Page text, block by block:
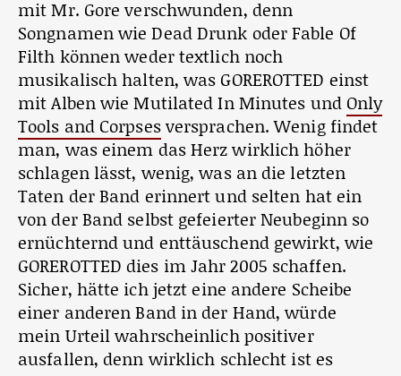
mit Mr. Gore verschwunden, denn
Songnamen wie Dead Drunk oder Fable Of
Filth können weder textlich noch
musikalisch halten, was GOREROTTED einst
mit Alben wie Mutilated In Minutes und Only
Tools and Corpsesversprachen. Wenig findet
man, was einem das Herz wirklich höher
schlagen lässt, wenig, was an die letzten
Taten der Band erinnert und selten hat ein
von der Band selbst gefeierter Neubeginn so
ernüchternd und enttäuschend gewirkt, wie
GOREROTTED dies im Jahr 2005 schaffen.
Sicher, hätte ich jetzt eine andere Scheibe
einer anderen Band in der Hand, würde
mein Urteil wahrscheinlich positiver
ausfallen, denn wirklich schlecht ist es